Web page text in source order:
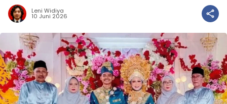
Leni Widiya
10 Juni 2026